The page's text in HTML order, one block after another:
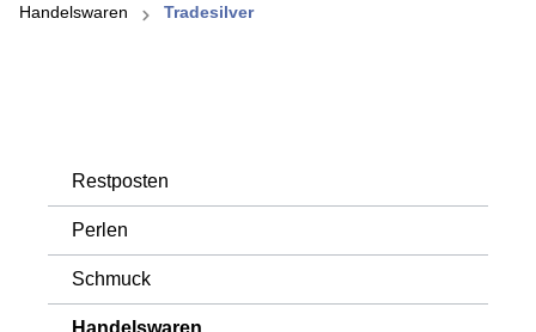
Handelswaren Tradesilver
Restposten
Perlen
Schmuck
Handelswaren